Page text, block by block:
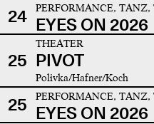
24 PERFORMANCE, TANZ,
EYES ON 2026
25
THEATER
PIVOT
Polivka/Hafner/Koch
25 PERFORMANCE, TANZ,
EYES ON 2026